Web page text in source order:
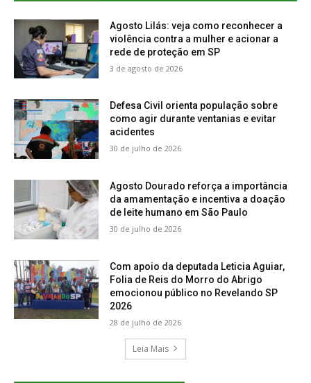
Agosto Lilás: veja como reconhecer a
violência contra a mulher e acionar a
rede de proteção em SP
3 de agosto de 2026
Defesa Civil orienta população sobre
como agir durante ventanias e evitar
acidentes
30 de julho de 2026
Agosto Dourado reforça a importância
da amamentação e incentiva a doação
de leite humano em São Paulo
30 de julho de 2026
Com apoio da deputada Leticia Aguiar,
Folia de Reis do Morro do Abrigo
emocionou público no Revelando SP
2026
28 de julho de 2026
Leia Mais